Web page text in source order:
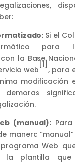
Si el
para
la Base
web
[1]
, para
modificación
demoras
(manual):
manera “manual”
Web
la plantilla que